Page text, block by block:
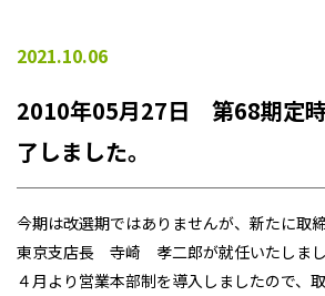
2021.10.06
2010年05月27日 第68期定
了しました。
今期は改選期ではありませんが、新たに取締
東京支店長 寺崎 孝二郎が就任いたしまし
４月より営業本部制を導入しましたので、